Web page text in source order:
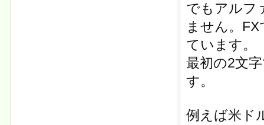
でもアルフ
ません。
ています。
最初の2文
す。
例えば米ド